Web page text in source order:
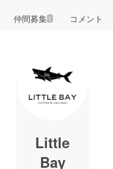
仲間募集 1 コメント
Little
Bay